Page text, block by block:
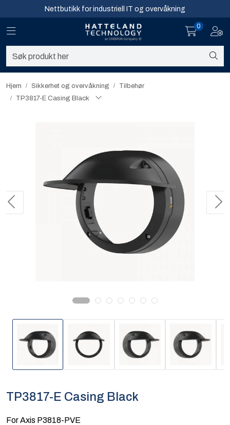
Skip to main contentNettbutikk for industriell IT og overvåkning
Toggle navigation
0
Hjem Sikkerhet og overvåkning
Tilbehør
TP3817-E Casing Black
TP3817-E Casing Black
For Axis P3818-PVE
Nettverk
Computing
Sikkerhet og overvåkning
Nettverk